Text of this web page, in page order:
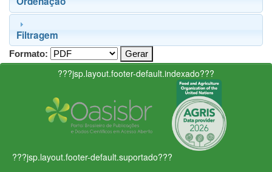
Filtragem
Formato:
???jsp.layout.footer-default.indexado???
???jsp.layout.footer-default.suportado???